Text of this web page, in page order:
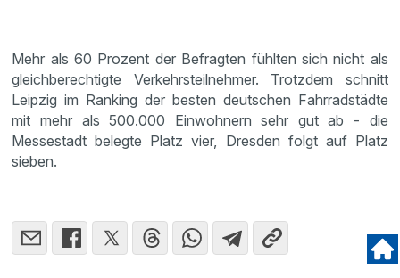
Mehr als 60 Prozent der Befragten fühlten sich nicht als
gleichberechtigte Verkehrsteilnehmer. Trotzdem schnitt
Leipzig im Ranking der besten deutschen Fahrradstädte
mit mehr als 500.000 Einwohnern sehr gut ab - die
Messestadt belegte Platz vier, Dresden folgt auf Platz
sieben.